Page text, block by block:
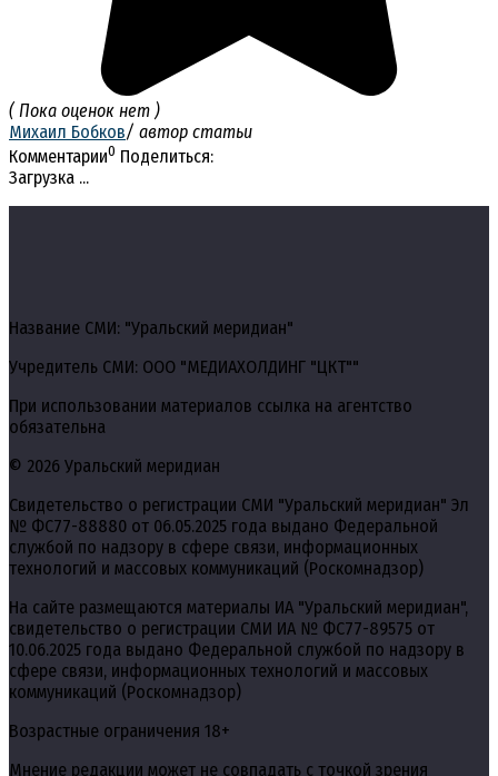
( Пока оценок нет )
Михаил Бобков/ автор статьи
Комментарии0 Поделиться:
Загрузка ...
Название СМИ: "Уральский меридиан"
Учредитель СМИ: ООО "МЕДИАХОЛДИНГ "ЦКТ""
При использовании материалов ссылка на агентство
обязательна
© 2026 Уральский меридиан
Свидетельство о регистрации СМИ "Уральский меридиан" Эл
№ ФС77-88880 от 06.05.2025 года выдано Федеральной
службой по надзору в сфере связи, информационных
технологий и массовых коммуникаций (Роскомнадзор)
На сайте размещаются материалы ИА "Уральский меридиан",
свидетельство о регистрации СМИ ИА № ФС77-89575 от
10.06.2025 года выдано Федеральной службой по надзору в
сфере связи, информационных технологий и массовых
коммуникаций (Роскомнадзор)
Возрастные ограничения 18+
Мнение редакции может не совпадать с точкой зрения